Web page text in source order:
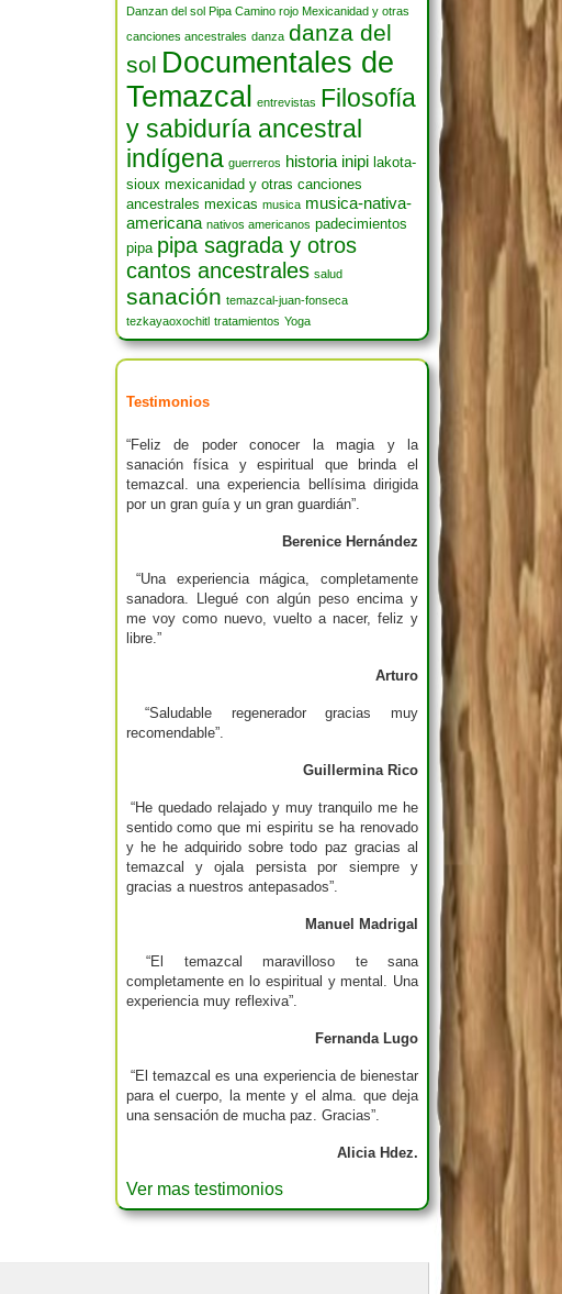
Danzan del sol Pipa Camino rojo Mexicanidad y otras
canciones ancestrales danza danza del
sol Documentales de
Temazcal
entrevistas Filosofía
y sabiduría ancestral
indígena guerreros historia inipi lakota-
sioux mexicanidad y otras canciones
ancestrales mexicas musica musica-nativa-
americana nativos americanos padecimientos
pipa pipa sagrada y otros
cantos ancestrales salud
sanación temazcal-juan-fonseca
tezkayaoxochitl tratamientos Yoga
Testimonios
“Feliz de poder conocer la magia y la
sanación física y espiritual que brinda el
temazcal. una experiencia bellísima dirigida
por un gran guía y un gran guardián”.
Berenice Hernández
“Una experiencia mágica, completamente
sanadora. Llegué con algún peso encima y
me voy como nuevo, vuelto a nacer, feliz y
libre.”
Arturo
“Saludable regenerador gracias muy
recomendable”.
Guillermina Rico
“He quedado relajado y muy tranquilo me he
sentido como que mi espiritu se ha renovado
y he he adquirido sobre todo paz gracias al
temazcal y ojala persista por siempre y
gracias a nuestros antepasados”.
Manuel Madrigal
“El temazcal maravilloso te sana
completamente en lo espiritual y mental. Una
experiencia muy reflexiva”.
Fernanda Lugo
“El temazcal es una experiencia de bienestar
para el cuerpo, la mente y el alma. que deja
una sensación de mucha paz. Gracias”.
Alicia Hdez.
Ver mas testimonios